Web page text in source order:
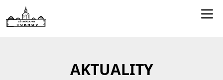
AKTUALITY